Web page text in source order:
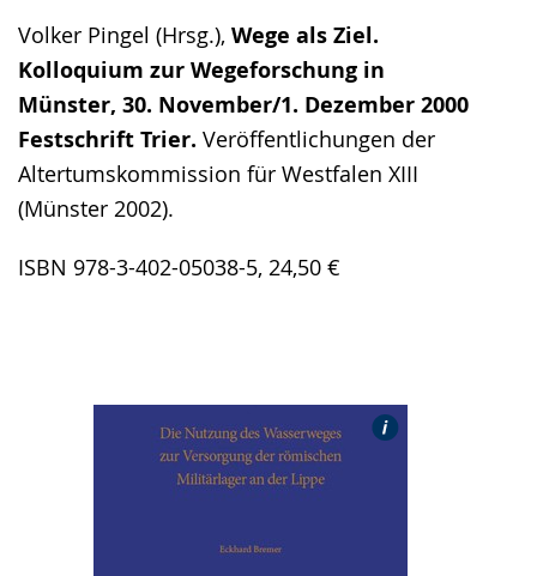
Volker Pingel (Hrsg.), Wege als Ziel.
Kolloquium zur Wegeforschung in
Münster, 30. November/1. Dezember 2000
Festschrift Trier. Veröffentlichungen der
Altertumskommission für Westfalen XIII
(Münster 2002).
ISBN 978-3-402-05038-5, 24,50 €